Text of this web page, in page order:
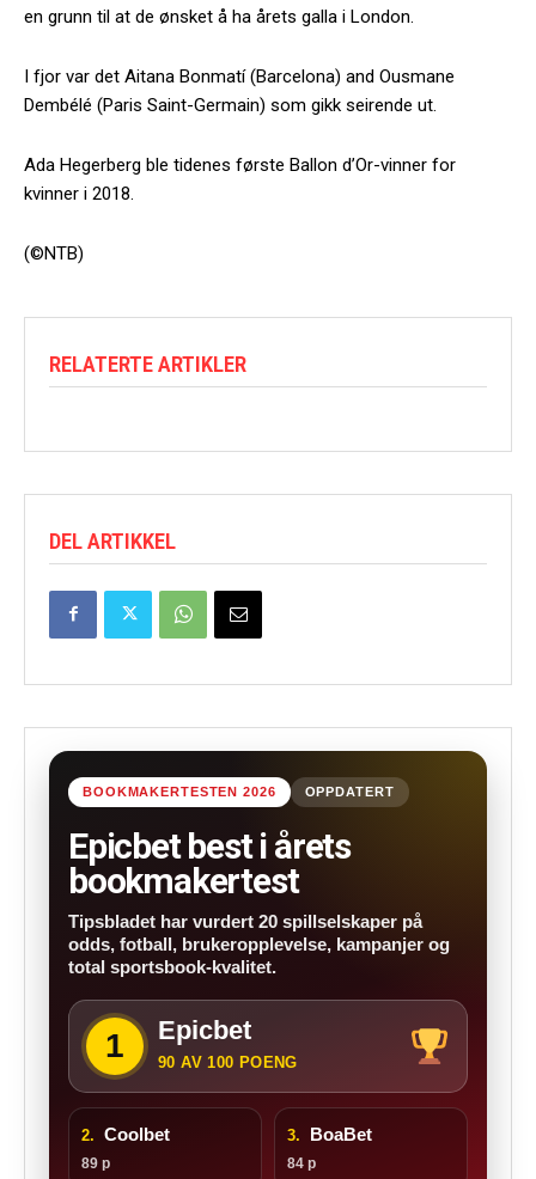
en grunn til at de ønsket å ha årets galla i London.
I fjor var det Aitana Bonmatí (Barcelona) and Ousmane
Dembélé (Paris Saint-Germain) som gikk seirende ut.
Ada Hegerberg ble tidenes første Ballon d’Or-vinner for
kvinner i 2018.
(©NTB)
RELATERTE ARTIKLER
DEL ARTIKKEL
BOOKMAKERTESTEN 2026 OPPDATERT
Epicbet best i årets
bookmakertest
Tipsbladet har vurdert 20 spillselskaper på
odds, fotball, brukeropplevelse, kampanjer og
total sportsbook-kvalitet.
1 Epicbet
90 AV 100 POENG
2. Coolbet
89 p
3. BoaBet
84 p